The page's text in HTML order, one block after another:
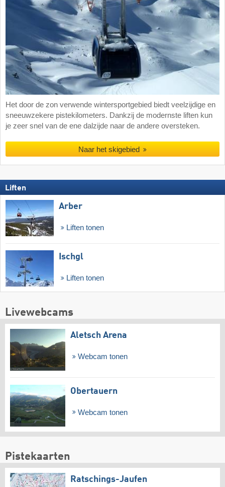
Het door de zon verwende wintersportgebied biedt veelzijdige en
sneeuwzekere pistekilometers. Dankzij de modernste liften kun
je zeer snel van de ene dalzijde naar de andere oversteken.
Naar het skigebied
Liften
Arber
Liften tonen
Ischgl
Liften tonen
Livewebcams
Aletsch Arena
Webcam tonen
Obertauern
Webcam tonen
Pistekaarten
Ratschings-Jaufen